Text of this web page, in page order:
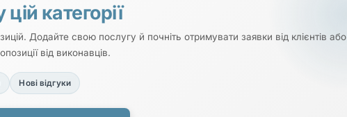
категорії
Додайте свою послугу й почніть отримувати заявки від клієнтів або
від виконавців.
Нові відгуки